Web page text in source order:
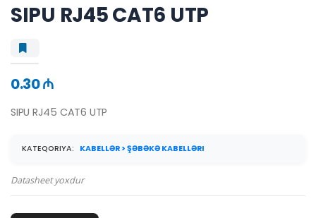
SIPU RJ45 CAT6 UTP
0.30 ₼
SIPU RJ45 CAT6 UTP
KATEQORIYA: KABELLƏR > ŞƏBƏKƏ KABELLƏRI
Datasheet yoxdur